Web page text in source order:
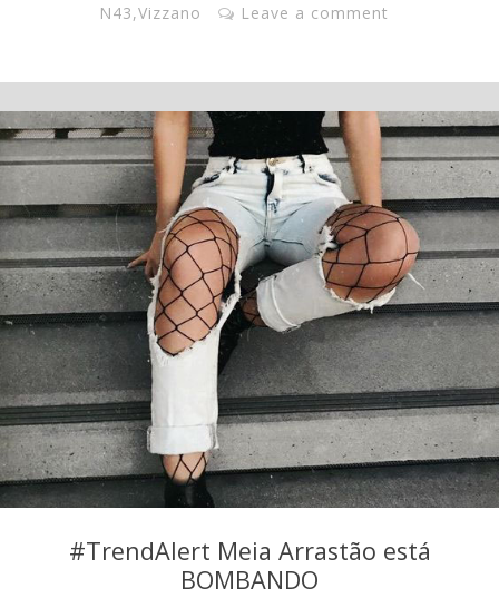
N43,Vizzano Leave a comment
#TrendAlert Meia Arrastão está
BOMBANDO